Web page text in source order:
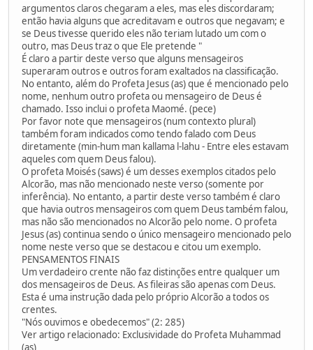
argumentos claros chegaram a eles, mas eles discordaram;
então havia alguns que acreditavam e outros que negavam; e
se Deus tivesse querido eles não teriam lutado um com o
outro, mas Deus traz o que Ele pretende "
É claro a partir deste verso que alguns mensageiros
superaram outros e outros foram exaltados na classificação.
No entanto, além do Profeta Jesus (as) que é mencionado pelo
nome, nenhum outro profeta ou mensageiro de Deus é
chamado. Isso inclui o profeta Maomé. (pece)
Por favor note que mensageiros (num contexto plural)
também foram indicados como tendo falado com Deus
diretamente (min-hum man kallama l-lahu - Entre eles estavam
aqueles com quem Deus falou).
O profeta Moisés (saws) é um desses exemplos citados pelo
Alcorão, mas não mencionado neste verso (somente por
inferência). No entanto, a partir deste verso também é claro
que havia outros mensageiros com quem Deus também falou,
mas não são mencionados no Alcorão pelo nome. O profeta
Jesus (as) continua sendo o único mensageiro mencionado pelo
nome neste verso que se destacou e citou um exemplo.
PENSAMENTOS FINAIS
Um verdadeiro crente não faz distinções entre qualquer um
dos mensageiros de Deus. As fileiras são apenas com Deus.
Esta é uma instrução dada pelo próprio Alcorão a todos os
crentes.
"Nós ouvimos e obedecemos" (2: 285)
Ver artigo relacionado: Exclusividade do Profeta Muhammad
(as)